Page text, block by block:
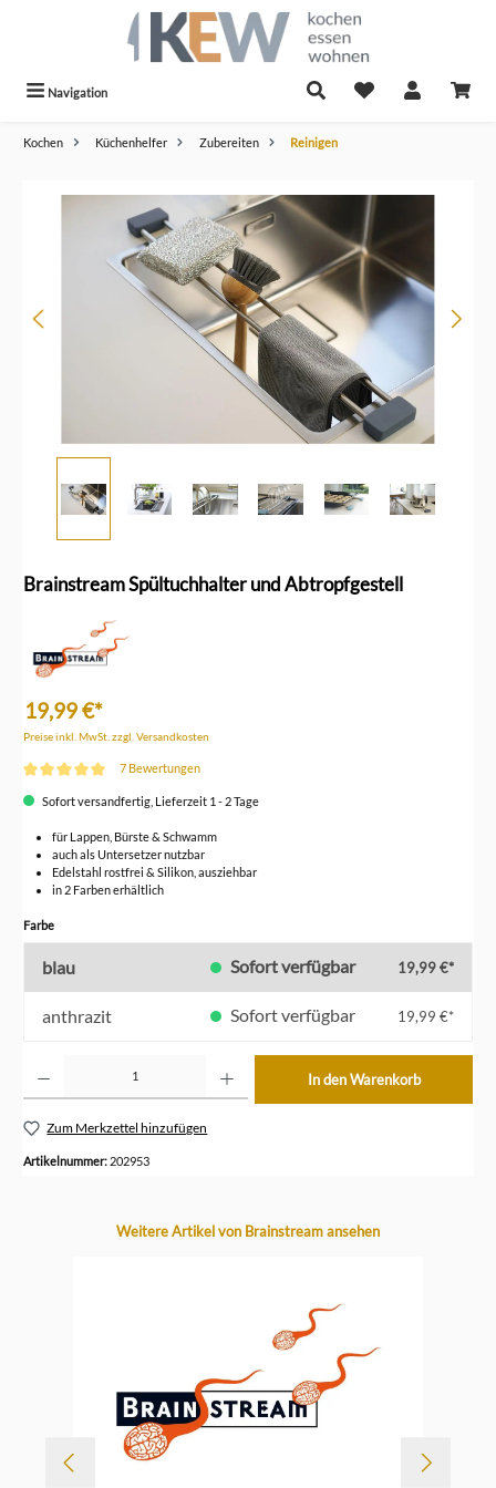
Navigation
Kochen Küchenhelfer Zubereiten Reinigen
Brainstream Spültuchhalter und Abtropfgestell
19,99 €*
Preise inkl. MwSt. zzgl. Versandkosten
7 Bewertungen
Sofort versandfertig, Lieferzeit 1 - 2 Tage
für Lappen, Bürste & Schwamm
auch als Untersetzer nutzbar
Edelstahl rostfrei & Silikon, ausziehbar
in 2 Farben erhältlich
Farbeauswählen
blau Sofort verfügbar 19,99 €*
anthrazit Sofort verfügbar 19,99 €*
In den Warenkorb
Zum Merkzettel hinzufügen
Artikelnummer: 202953
Produktgalerie überspringen
Weitere Artikel von Brainstream ansehen